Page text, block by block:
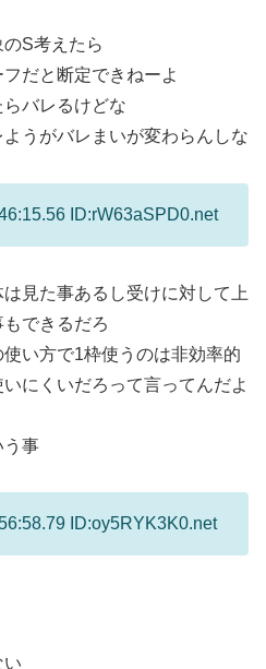
S考えたら
だと断定できねーよ
バレるけどな
うがバレまいが変わらんしな
ID:rW63aSPD0.net
見た事あるし受けに対して上
できるだろ
い方で1枠使うのは非効率的
にくいだろって言ってんだよ
う事
ID:oy5RYK3K0.net
い